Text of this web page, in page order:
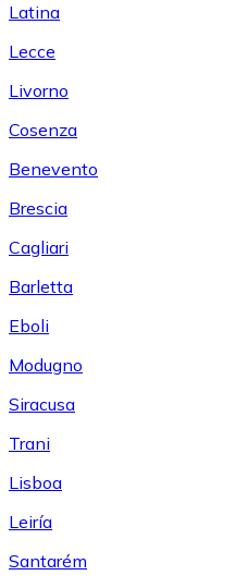
Latina
Lecce
Livorno
Cosenza
Benevento
Brescia
Cagliari
Barletta
Eboli
Modugno
Siracusa
Trani
Lisboa
Leiría
Santarém